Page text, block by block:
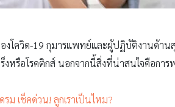
งโควิด-19 กุมารแพทย์และผู้ปฏิบัติงานด้าน
ร็งหรือโรคติกส์ นอกจากนี้สิ่งที่น่าสนใจคือก
ม เช็คด่วน! ลูกเราเป็นไหม?